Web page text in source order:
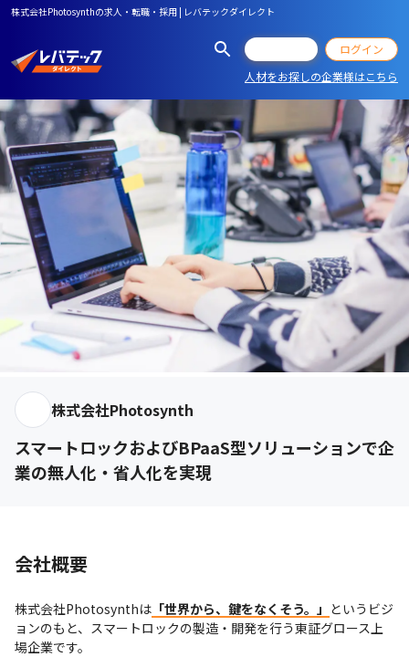
株式会社Photosynthの求人・転職・採用 | レバテックダイレクト
ログイン
人材をお探しの企業様はこちら
株式会社Photosynth
スマートロックおよびBPaaS型ソリューションで企
業の無人化・省人化を実現
会社概要
株式会社Photosynthは 「世界から、鍵をなくそう。」 というビジ
ョンのもと、スマートロックの製造・開発を行う東証グロース上
場企業です。